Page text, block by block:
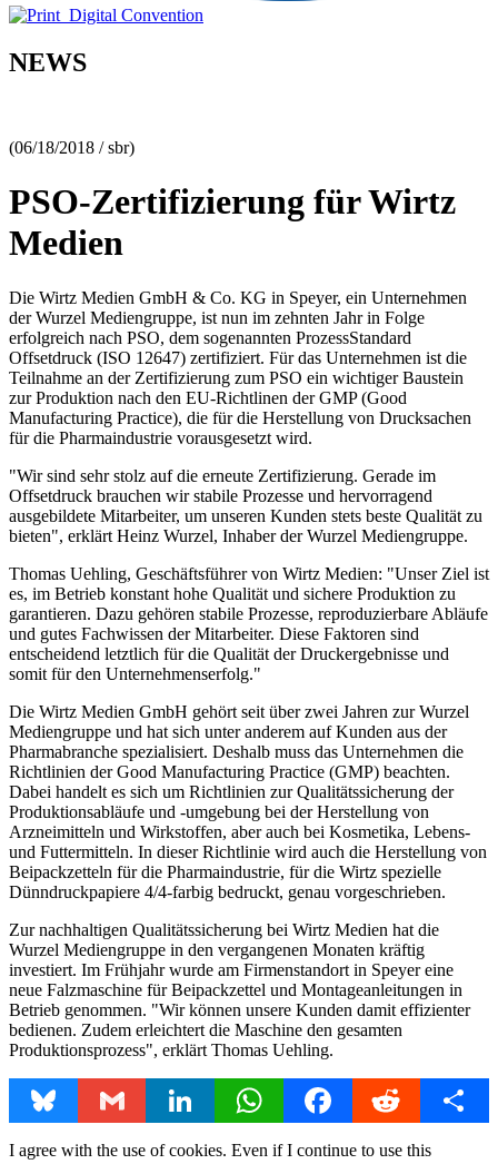
NEWS
(06/18/2018 / sbr)
PSO-Zertifizierung für Wirtz
Medien
Die Wirtz Medien GmbH & Co. KG in Speyer, ein Unternehmen
der Wurzel Mediengruppe, ist nun im zehnten Jahr in Folge
erfolgreich nach PSO, dem sogenannten ProzessStandard
Offsetdruck (ISO 12647) zertifiziert. Für das Unternehmen ist die
Teilnahme an der Zertifizierung zum PSO ein wichtiger Baustein
zur Produktion nach den EU-Richtlinen der GMP (Good
Manufacturing Practice), die für die Herstellung von Drucksachen
für die Pharmaindustrie vorausgesetzt wird.
"Wir sind sehr stolz auf die erneute Zertifizierung. Gerade im
Offsetdruck brauchen wir stabile Prozesse und hervorragend
ausgebildete Mitarbeiter, um unseren Kunden stets beste Qualität zu
bieten", erklärt Heinz Wurzel, Inhaber der Wurzel Mediengruppe.
Thomas Uehling, Geschäftsführer von Wirtz Medien: "Unser Ziel ist
es, im Betrieb konstant hohe Qualität und sichere Produktion zu
garantieren. Dazu gehören stabile Prozesse, reproduzierbare Abläufe
und gutes Fachwissen der Mitarbeiter. Diese Faktoren sind
entscheidend letztlich für die Qualität der Druckergebnisse und
somit für den Unternehmenserfolg."
Die Wirtz Medien GmbH gehört seit über zwei Jahren zur Wurzel
Mediengruppe und hat sich unter anderem auf Kunden aus der
Pharmabranche spezialisiert. Deshalb muss das Unternehmen die
Richtlinien der Good Manufacturing Practice (GMP) beachten.
Dabei handelt es sich um Richtlinien zur Qualitätssicherung der
Produktionsabläufe und -umgebung bei der Herstellung von
Arzneimitteln und Wirkstoffen, aber auch bei Kosmetika, Lebens-
und Futtermitteln. In dieser Richtlinie wird auch die Herstellung von
Beipackzetteln für die Pharmaindustrie, für die Wirtz spezielle
Dünndruckpapiere 4/4-farbig bedruckt, genau vorgeschrieben.
Zur nachhaltigen Qualitätssicherung bei Wirtz Medien hat die
Wurzel Mediengruppe in den vergangenen Monaten kräftig
investiert. Im Frühjahr wurde am Firmenstandort in Speyer eine
neue Falzmaschine für Beipackzettel und Montageanleitungen in
Betrieb genommen. "Wir können unsere Kunden damit effizienter
bedienen. Zudem erleichtert die Maschine den gesamten
Produktionsprozess", erklärt Thomas Uehling.
Bluesky Gmail LinkedIn WhatsAppFacebookReddit Share
I agree with the use of cookies. Even if I continue to use this